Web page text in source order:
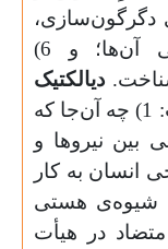
دگرگون‌سازی،
واژگون‌سازی و براندازی انقلابی آن‌ها؛ و 6)
دیالکتیک
دیالکتیکی ویژه‌ است: 1) چه آن‌جا که
نیروها و
انسان به کار
آن‌جا که شیوه‌ی هستی
در هیأت